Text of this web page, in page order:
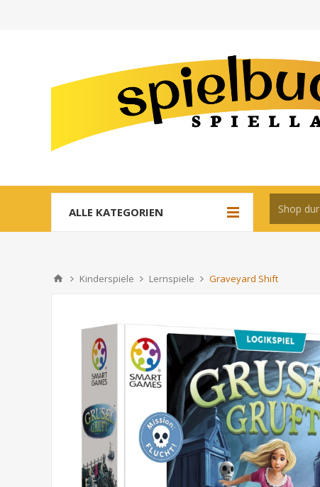
ALLE KATEGORIEN
Kinderspiele Lernspiele Graveyard Shift